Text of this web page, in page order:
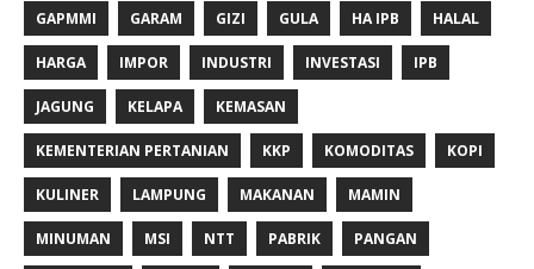
GAPMMI GARAM GIZI GULA HA IPB HALAL
HARGA IMPOR INDUSTRI INVESTASI IPB
JAGUNG KELAPA KEMASAN
KEMENTERIAN PERTANIAN KKP KOMODITAS KOPI
KULINER LAMPUNG MAKANAN MAMIN
MINUMAN MSI NTT PABRIK PANGAN